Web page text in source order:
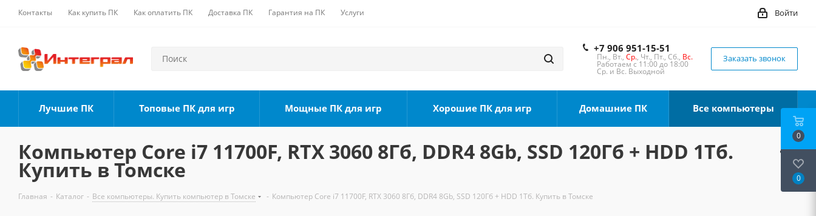
Контакты Как купить ПК Как оплатить ПК Доставка ПК Гарантия на ПК Услуги Войти
+7 906 951-15-51
Пн., Вт., Ср., Чт., Пт., Сб., Вс.
Работаем с 11:00 до 18:00
Ср. и Вс. Выходной
Заказать звонок
Лучшие ПК Топовые ПК для игр Мощные ПК для игр Хорошие ПК для игр Домашние ПК Все компьютеры
Компьютер Core i7 11700F, RTX 3060 8Гб, DDR4 8Gb, SSD 120Гб + HDD 1Тб.
Купить в Томске
Главная - Каталог - Все компьютеры. Купить компьютер в Томске - Компьютер Core i7 11700F, RTX 3060 8Гб, DDR4 8Gb, SSD 120Гб + HDD 1Тб. Купить в Томске
0
0